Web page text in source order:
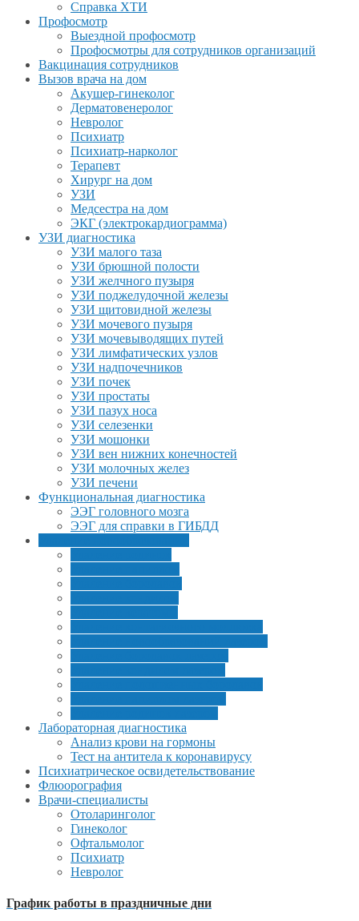
Справка ХТИ
Профосмотр
Выездной профосмотр
Профосмотры для сотрудников организаций
Вакцинация сотрудников
Вызов врача на дом
Акушер-гинеколог
Дерматовенеролог
Невролог
Психиатр
Психиатр-нарколог
Терапевт
Хирург на дом
УЗИ
Медсестра на дом
ЭКГ (электрокардиограмма)
УЗИ диагностика
УЗИ малого таза
УЗИ брюшной полости
УЗИ желчного пузыря
УЗИ поджелудочной железы
УЗИ щитовидной железы
УЗИ мочевого пузыря
УЗИ мочевыводящих путей
УЗИ лимфатических узлов
УЗИ надпочечников
УЗИ почек
УЗИ простаты
УЗИ пазух носа
УЗИ селезенки
УЗИ мошонки
УЗИ вен нижних конечностей
УЗИ молочных желез
УЗИ печени
Функциональная диагностика
ЭЭГ головного мозга
ЭЭГ для справки в ГИБДД
Лабораторная диагностика
Анализ крови на гормоны
Тест на антитела к коронавирусу
Психиатрическое освидетельствование
Флюорография
Врачи-специалисты
Отоларинголог
Гинеколог
Офтальмолог
Психиатр
Невролог
График работы в праздничные дни